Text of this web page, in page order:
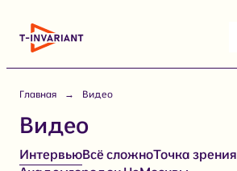
Главная Видео
Видео
ИнтервьюВсё сложноТочка зрения